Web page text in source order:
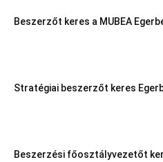
Beszerzőt keres a MUBEA
Stratégiai beszerzőt keres
Beszerzési főosztályvezetőt